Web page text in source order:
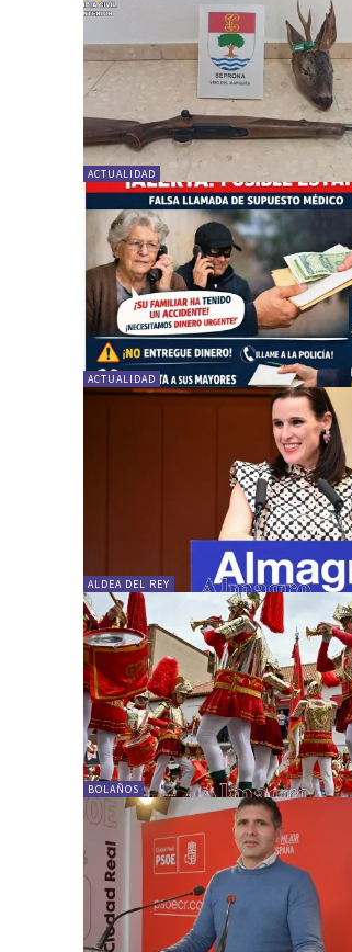
ACTUALIDAD
ACTUALIDAD
ALDEA DEL REY
BOLAÑOS